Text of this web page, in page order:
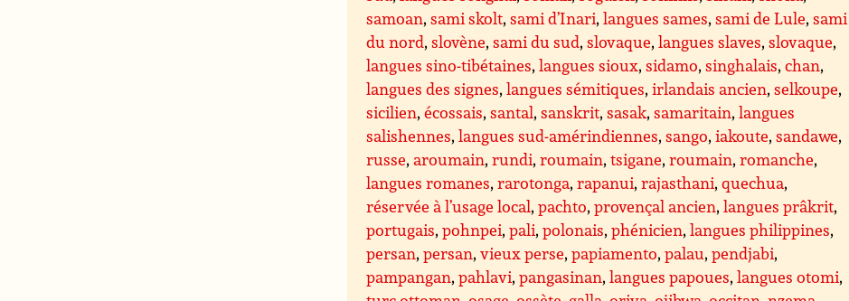
samoan,sami skolt,sami d’Inari,langues sames,sami de Lule,sami
du nord,slovène,sami du sud,slovaque,langues slaves,slovaque,
langues sino-tibétaines,langues sioux,sidamo,singhalais,chan,
langues des signes,langues sémitiques,irlandais ancien,selkoupe,
sicilien,écossais,santal,sanskrit,sasak,samaritain,langues
salishennes,langues sud-amérindiennes,sango,iakoute,sandawe,
russe,aroumain,rundi,roumain,tsigane,roumain,romanche,
langues romanes,rarotonga,rapanui,rajasthani,quechua,
réservée à l’usage local,pachto,provençal ancien,langues prâkrit,
portugais,pohnpei,pali,polonais,phénicien,langues philippines,
persan,persan,vieux perse,papiamento,palau,pendjabi,
pampangan,pahlavi,pangasinan,langues papoues,langues otomi,